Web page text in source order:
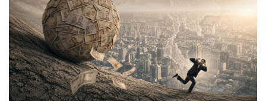
ขอรัฐบาลแก้ปัญหาปากท้องเร่งด่วนสุด
นอกจากนี้ ประชาชนได้ส่งข้อเสนอแนะถึงรัฐบาล โดยสิ่งที่
ต้องการให้เร่งดำเนินการมากที่สุดคือการแก้ปัญหาปากท้อง
และลดภาระค่าครองชีพ สูงถึง 49.82% ตามด้วยการลดค่า